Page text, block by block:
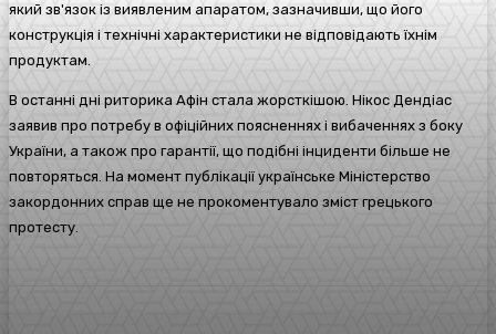
який зв'язок із виявленим апаратом, зазначивши, що його
конструкція і технічні характеристики не відповідають їхнім
продуктам.
В останні дні риторика Афін стала жорсткішою. Нікос Дендіас
заявив про потребу в офіційних поясненнях і вибаченнях з боку
України, а також про гарантії, що подібні інциденти більше не
повторяться. На момент публікації українське Міністерство
закордонних справ ще не прокоментувало зміст грецького
протесту.